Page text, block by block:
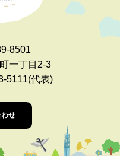
8501
一丁目2-3
5111(代表)
せ